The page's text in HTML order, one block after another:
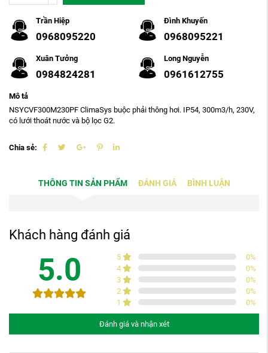
Trần Hiệp
0968095220
Đình Khuyến
0968095221
Xuân Tưởng
0984824281
Long Nguyễn
0961612755
Mô tả
NSYCVF300M230PF ClimaSys buộc phải thông hơi. IP54, 300m3/h, 230V,
có lưới thoát nước và bộ lọc G2.
Chia sẻ:
THÔNG TIN SẢN PHẨM ĐÁNH GIÁ BÌNH LUẬN
Khách hàng đánh giá
5.0 5 0%
4
0%
3
0%
2
0%
1
0%
Đánh giá và nhận xét